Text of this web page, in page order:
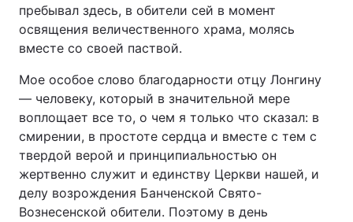
пребывал здесь, в обители сей в момент
освящения величественного храма, молясь
вместе со своей паствой.
Мое особое слово благодарности отцу Лонгину
— человеку, который в значительной мере
воплощает все то, о чем я только что сказал: в
смирении, в простоте сердца и вместе с тем с
твердой верой и принципиальностью он
жертвенно служит и единству Церкви нашей, и
делу возрождения Банченской Свято-
Вознесенской обители. Поэтому в день